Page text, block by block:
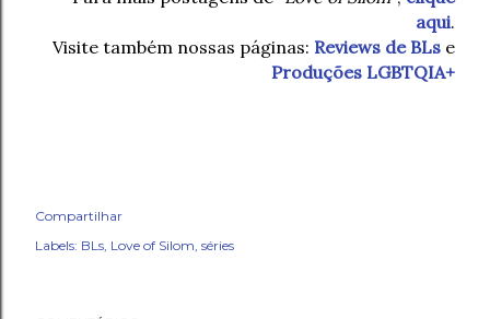
aqui.
Visite também nossas páginas: Reviews de BLs e
Produções LGBTQIA+
Compartilhar
Labels: BLs Love of Silom séries